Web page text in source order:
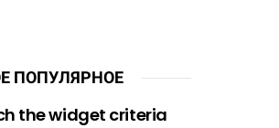
ПОПУЛЯРНОЕ
the widget criteria